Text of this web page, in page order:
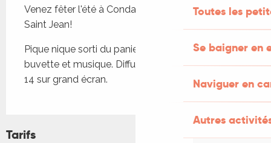
Toutes les
Se baigner en
Naviguer en
Autres
Venez fêter l'été à Condat avec son feu de la
Saint Jean!
Pique nique sorti du panier, brasero à disposition,
buvette et musique. Diffusion de la finale du Top
14 sur grand écran.
Tarifs